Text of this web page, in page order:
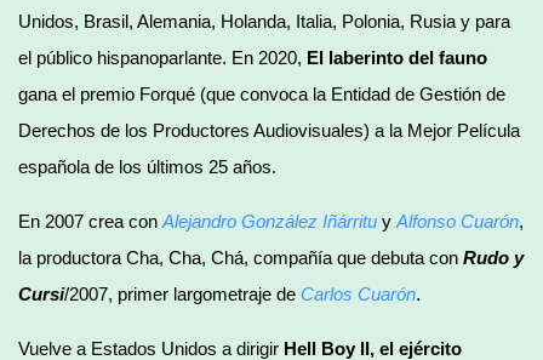
Unidos, Brasil, Alemania, Holanda, Italia, Polonia, Rusia y para
el público hispanoparlante. En 2020, El laberinto del fauno
gana el premio Forqué (que convoca la Entidad de Gestión de
Derechos de los Productores Audiovisuales) a la Mejor Película
española de los últimos 25 años.
En 2007 crea con Alejandro González Iñárritu y Alfonso Cuarón,
la productora Cha, Cha, Chá, compañía que debuta con Rudo y
Cursi/2007, primer largometraje de Carlos Cuarón.
Vuelve a Estados Unidos a dirigir Hell Boy II, el ejército